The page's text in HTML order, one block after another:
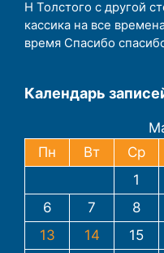
Н Толстого с другой
кассика на все
время Спасибо
Календарь
Пн
Вт Ср
1
6
7 8
13
14 15